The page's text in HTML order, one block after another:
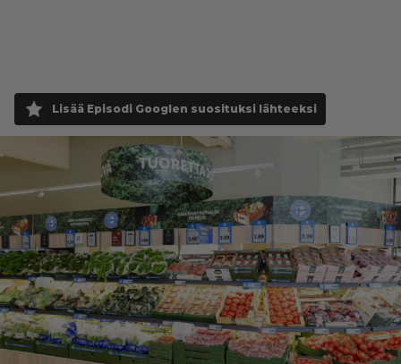
Lisää Episodi Googlen suosituksi lähteeksi